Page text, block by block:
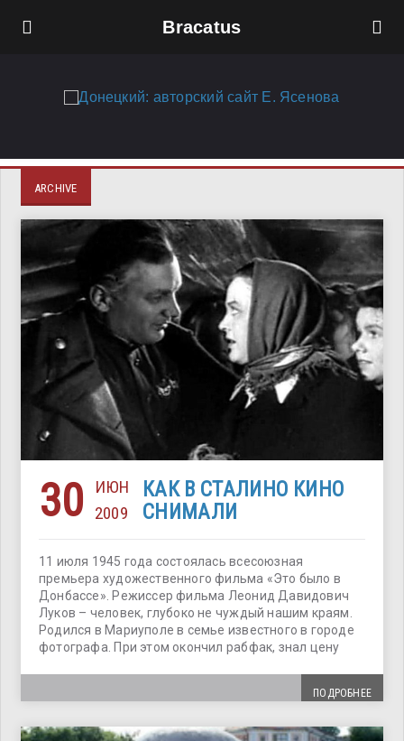
Bracatus
ARCHIVE
30
ИЮН
2009
КАК В СТАЛИНО КИНО
СНИМАЛИ
11 июля 1945 года состоялась всесоюзная
премьера художественного фильма «Это было в
Донбассе». Режиссер фильма Леонид Давидович
Луков – человек, глубоко не чуждый нашим краям.
Родился в Мариуполе в семье известного в городе
фотографа. При этом окончил рабфак, знал цену
ПОДРОБНЕЕ